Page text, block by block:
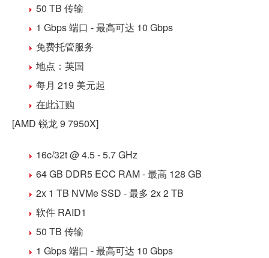
50 TB 传输
1 Gbps 端口 - 最高可达 10 Gbps
免费托管服务
地点： 英国
每月 219 美元起
在此订购
[AMD 锐龙 9 7950X]
16c/32t @ 4.5 - 5.7 GHz
64 GB DDR5 ECC RAM - 最高 128 GB
2x 1 TB NVMe SSD - 最多 2x 2 TB
软件 RAID1
50 TB 传输
1 Gbps 端口 - 最高可达 10 Gbps